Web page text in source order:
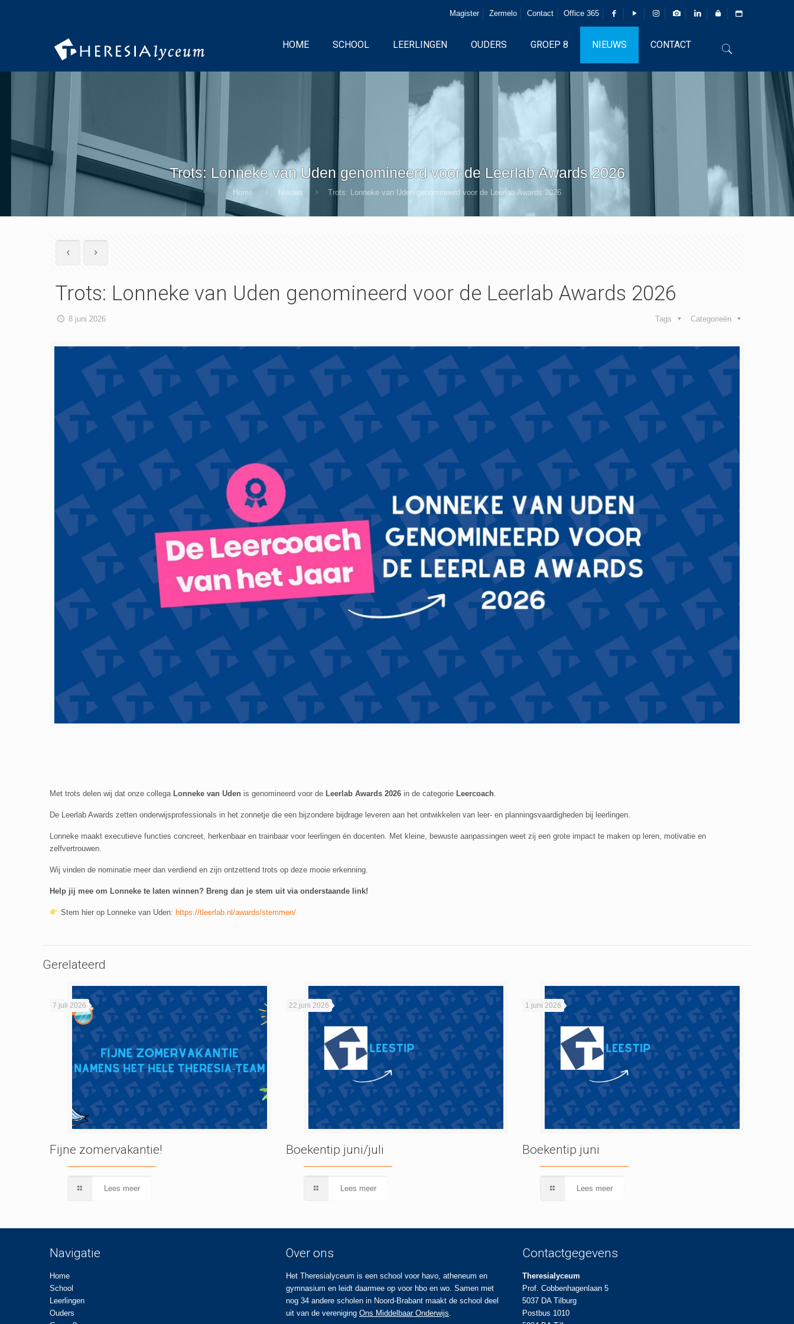
Magister Zermelo Contact Office 365
HOME SCHOOL LEERLINGEN OUDERS GROEP 8 NIEUWS CONTACT
Trots: Lonneke van Uden genomineerd voor de Leerlab Awards 2026
Home Nieuws Trots: Lonneke van Uden genomineerd voor de Leerlab Awards 2026
Trots: Lonneke van Uden genomineerd voor de Leerlab Awards 2026
8 juni 2026 Categorieën
Tags
Met trots delen wij dat onze collega Lonneke van Uden is genomineerd voor de Leerlab Awards 2026 in de categorie Leercoach
De Leerlab Awards zetten onderwijsprofessionals in het zonnetje die een bijzondere bijdrage leveren aan het ontwikkelen van leer- en planningsvaardigheden bij leerlingen.
Lonneke maakt executieve functies concreet, herkenbaar en trainbaar voor leerlingen én docenten. Met kleine, bewuste aanpassingen weet zij een grote impact te maken op leren, motivatie en
zelfvertrouwen.
Wij vinden de nominatie meer dan verdiend en zijn ontzettend trots op deze mooie erkenning.
Help jij mee om Lonneke te laten winnen? Breng dan je stem uit via onderstaande link!
Stem hier op Lonneke van Uden: https://tleerlab.nl/awards/stemmen/
Gerelateerd
7 juli 2026
Fijne zomervakantie!
Lees meer
22 juni 2026
Boekentip juni/juli
Lees meer
1 juni 2026
Boekentip juni
Lees meer
Navigatie
Home
School
Leerlingen
Ouders
Over ons
Het Theresialyceum is een school voor havo, atheneum en
gymnasium en leidt daarmee op voor hbo en wo. Samen met
nog 34 andere scholen in Noord-Brabant maakt de school deel
uit van de vereniging Ons Middelbaar Onderwijs.
Contactgegevens
Theresialyceum
Prof. Cobbenhagenlaan 5
5037 DA Tilburg
Postbus 1010